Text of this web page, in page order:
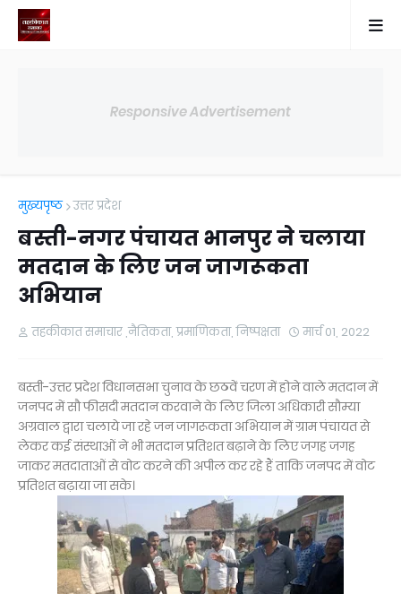
Responsive Advertisement
मुख्यपृष्ठ उत्तर प्रदेश
बस्ती-नगर पंचायत भानपुर ने चलाया
मतदान के लिए जन जागरूकता
अभियान
तहकीकात समाचार ,नैतिकता, प्रमाणिकता, निष्पक्षता मार्च 01, 2022
बस्ती-उत्तर प्रदेश विधानसभा चुनाव के छठवें चरण में होने वाले मतदान में
जनपद में सौ फीसदी मतदान करवाने के लिए जिला अधिकारी सौम्या
अग्रवाल द्वारा चलाये जा रहे जन जागरूकता अभियान में ग्राम पंचायत से
लेकर कई संस्थाओं ने भी मतदान प्रतिशत बढ़ाने के लिए जगह जगह
जाकर मतदाताओं से वोट करने की अपील कर रहे हैं ताकि जनपद में वोट
प्रतिशत बढ़ाया जा सके।